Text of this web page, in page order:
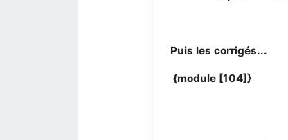
Puis les corrigés...
{module [104]}